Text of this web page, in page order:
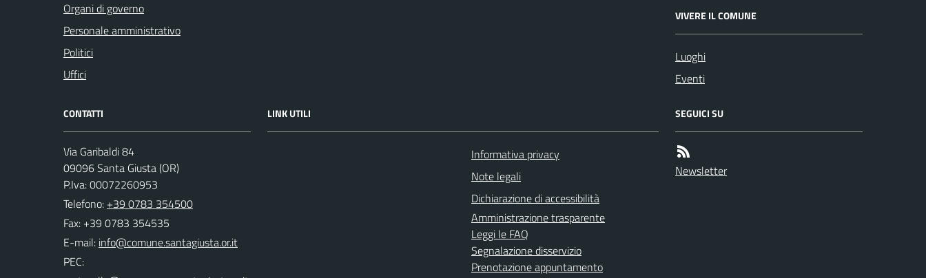
Organi di governo
Personale amministrativo
Politici
Uffici
VIVERE IL COMUNE
Luoghi
Eventi
CONTATTI
Via Garibaldi 84
09096 Santa Giusta (OR)
P.Iva: 00072260953
Telefono: +39 0783 354500
Fax: +39 0783 354535
E-mail:
PEC:
LINK UTILI
Informativa privacy
Note legali
Dichiarazione di accessibilità
Amministrazione trasparente
Leggi le FAQ
Segnalazione disservizio
Prenotazione appuntamento
SEGUICI SU
Newsletter